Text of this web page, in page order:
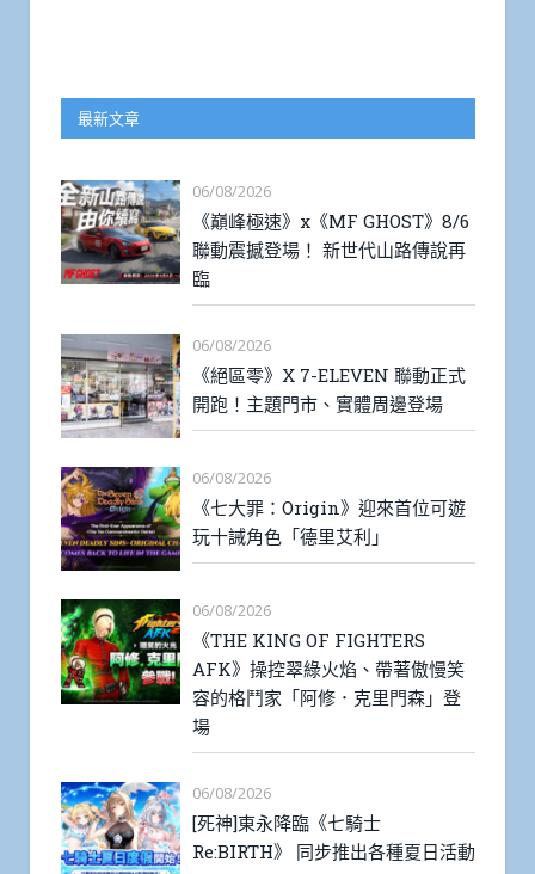
最新文章
06/08/2026
《巔峰極速》x《MF GHOST》8/6
聯動震撼登場！ 新世代山路傳說再
臨
06/08/2026
《絕區零》X 7-ELEVEN 聯動正式
開跑！主題門市、實體周邊登場
06/08/2026
《七大罪：Origin》迎來首位可遊
玩十誡角色「德里艾利」
06/08/2026
《THE KING OF FIGHTERS
AFK》操控翠綠火焰、帶著傲慢笑
容的格鬥家「阿修．克里門森」登
場
06/08/2026
[死神]東永降臨《七騎士
Re:BIRTH》 同步推出各種夏日活動